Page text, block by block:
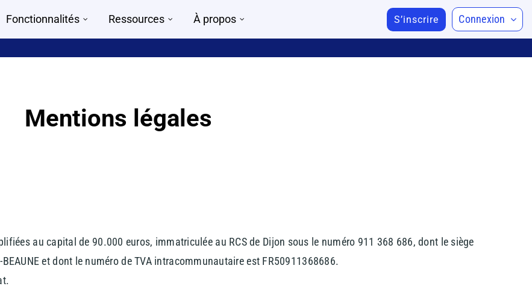
Fonctionnalités Ressources À propos S’inscrire Connexion
Mentions légales
au capital de 90.000 euros, immatriculée au RCS de Dijon sous le numéro 911 368 686, dont le siège
et dont le numéro de TVA intracommunautaire est FR50911368686.